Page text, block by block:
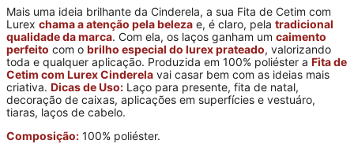
Mais uma ideia brilhante da Cinderela, a sua Fita de Cetim com
Lurex chama a atenção pela beleza e, é claro, pela tradicional
qualidade da marca. Com ela, os laços ganham um caimento
perfeito com o brilho especial do lurex prateado, valorizando
toda e qualquer aplicação. Produzida em 100% poliéster a Fita de
Cetim com Lurex Cinderela vai casar bem com as ideias mais
criativa. Dicas de Uso: Laço para presente, fita de natal,
decoração de caixas, aplicações em superfícies e vestuáro,
tiaras, laços de cabelo.
Composição: 100% poliéster.